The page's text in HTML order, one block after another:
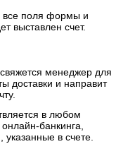
поля формы и
выставлен счет.
менеджер для
доставки и направит
в любом
банкинга,
в счете.